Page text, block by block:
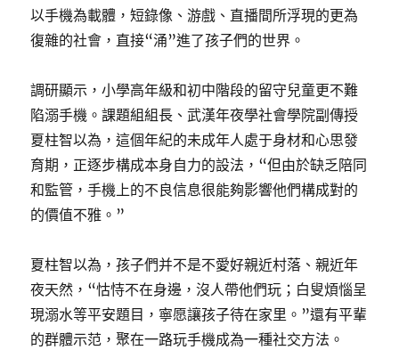
以手機為載體，短錄像、游戲、直播間所浮現的更為
復雜的社會，直接“涌”進了孩子們的世界。
調研顯示，小學高年級和初中階段的留守兒童更不難
陷溺手機。課題組組長、武漢年夜學社會學院副傳授
夏柱智以為，這個年紀的未成年人處于身材和心思發
育期，正逐步構成本身自力的設法，“但由於缺乏陪同
和監管，手機上的不良信息很能夠影響他們構成對的
的價值不雅。”
夏柱智以為，孩子們并不是不愛好親近村落、親近年
夜天然，“怙恃不在身邊，沒人帶他們玩；白叟煩惱呈
現溺水等平安題目，寧愿讓孩子待在家里。”還有平輩
的群體示范，聚在一路玩手機成為一種社交方法。